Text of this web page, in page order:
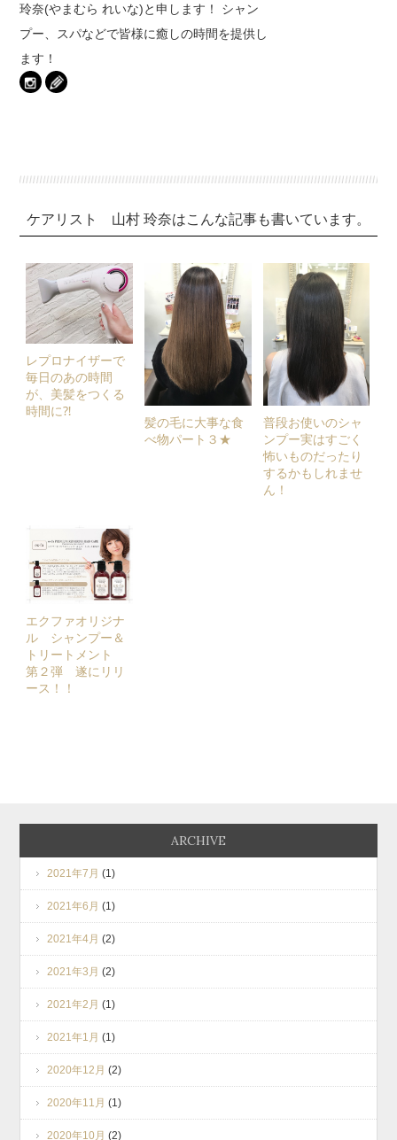
玲奈(やまむら れいな)と申します！ シャン
プー、スパなどで皆様に癒しの時間を提供し
ます！
ケアリスト 山村 玲奈はこんな記事も書いています。
レプロナイザーで
毎日のあの時間
が、美髪をつくる
時間に⁈
髪の毛に大事な食
べ物パート３★
普段お使いのシャ
ンプー実はすごく
怖いものだったり
するかもしれませ
ん！
エクファオリジナ
ル シャンプー＆
トリートメント
第２弾 遂にリリ
ース！！
ARCHIVE
2021年7月 (1)
2021年6月 (1)
2021年4月 (2)
2021年3月 (2)
2021年2月 (1)
2021年1月 (1)
2020年12月 (2)
2020年11月 (1)
2020年10月 (2)